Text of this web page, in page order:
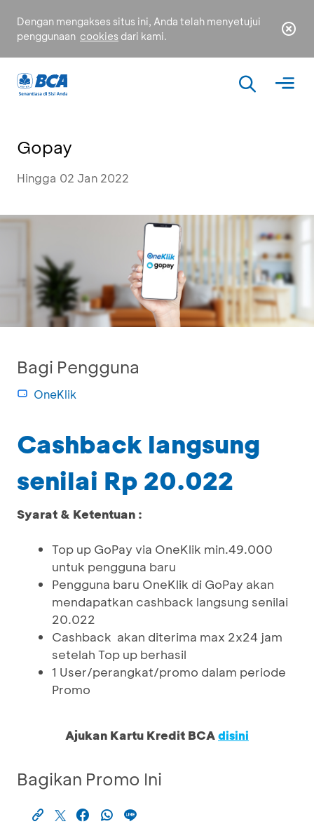
Dengan mengakses situs ini, Anda telah menyetujui
penggunaan cookies dari kami.
Gopay
Hingga 02 Jan 2022
Bagi Pengguna
OneKlik
Cashback langsung
senilai Rp 20.022
Syarat & Ketentuan :
Top up GoPay via OneKlik min.49.000
untuk pengguna baru
Pengguna baru OneKlik di GoPay akan
mendapatkan cashback langsung senilai
20.022
Cashback akan diterima max 2x24 jam
setelah Top up berhasil
1 User/perangkat/promo dalam periode
Promo
Ajukan Kartu Kredit BCAdisini
Bagikan Promo Ini